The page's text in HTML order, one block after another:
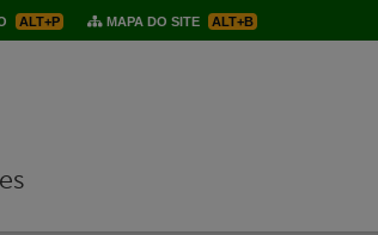
ALT+P MAPA DO SITE ALT+B